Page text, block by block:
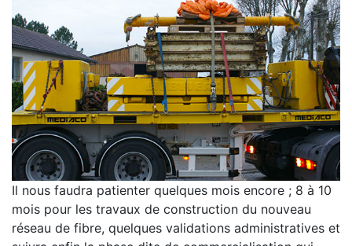
Il nous faudra patienter quelques mois encore ; 8 à 10
mois pour les travaux de construction du nouveau
réseau de fibre, quelques validations administratives et